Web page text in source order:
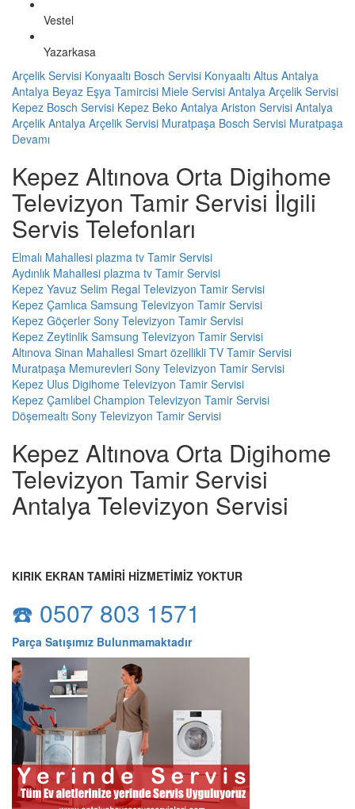
Vestel
Yazarkasa
Arçelik Servisi Konyaaltı Bosch Servisi Konyaaltı Altus Antalya
Antalya Beyaz Eşya Tamircisi Miele Servisi Antalya Arçelik Servisi
Kepez Bosch Servisi Kepez Beko Antalya Ariston Servisi Antalya
Arçelik Antalya Arçelik Servisi Muratpaşa Bosch Servisi Muratpaşa
Devamı
Kepez Altınova Orta Digihome
Televizyon Tamir Servisi İlgili
Servis Telefonları
Elmalı Mahallesi plazma tv Tamir Servisi
Aydınlık Mahallesi plazma tv Tamir Servisi
Kepez Yavuz Selim Regal Televizyon Tamir Servisi
Kepez Çamlıca Samsung Televizyon Tamir Servisi
Kepez Göçerler Sony Televizyon Tamir Servisi
Kepez Zeytinlik Samsung Televizyon Tamir Servisi
Altınova Sinan Mahallesi Smart özellikli TV Tamir Servisi
Muratpaşa Memurevleri Sony Televizyon Tamir Servisi
Kepez Ulus Digihome Televizyon Tamir Servisi
Kepez Çamlıbel Champion Televizyon Tamir Servisi
Döşemealtı Sony Televizyon Tamir Servisi
Kepez Altınova Orta Digihome
Televizyon Tamir Servisi
Antalya Televizyon Servisi
KIRIK EKRAN TAMİRİ HİZMETİMİZ YOKTUR
☎️ 0507 803 1571
Parça Satışımız Bulunmamaktadır